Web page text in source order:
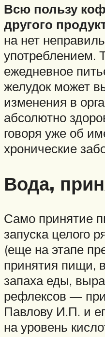
Всю пользу
другого
на нет
употреблением.
ежедневное
желудок может
изменения в
абсолютно
говоря уже об
хронические
Вода,
Само принятие
запуска целого
(еще на этапе
принятия пищи,
запаха еды,
рефлексов —
Павлову И.П. и
на уровень